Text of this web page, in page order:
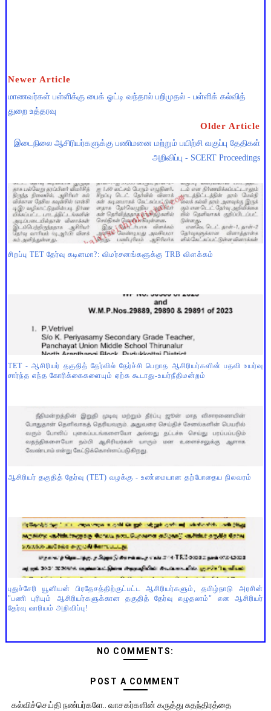
Newer Article
மாணவர்கள் பள்ளிக்கு பைக் ஓட்டி வந்தால் பறிமுதல் - பள்ளிக் கல்வித்
துறை உத்தரவு
Older Article
இடைநிலை ஆசிரியர்களுக்கு பணிமனை மற்றும் பயிற்சி வகுப்பு தேதிகள்
அறிவிப்பு - SCERT Proceedings
சிறப்பு TET தேர்வு கடினமா?: விமர்சனங்களுக்கு TRB விளக்கம்
TET - ஆசிரியர் தகுதித் தேர்வில் தேர்ச்சி பெறாத ஆசிரியர்களின் பதவி உயர்வு
சார்ந்த எந்த கோரிக்கைகளையும் ஏற்க கூடாது-உயர்நீதிமன்றம்
ஆசிரியர் தகுதித் தேர்வு (TET) வழக்கு - உண்மையான தற்போதைய நிலவரம்
புதுச்சேரி யூனியன் பிரதேசத்திற்குட்பட்ட ஆசிரியர்களும், தமிழ்நாடு அரசின்
"பணி புரியும் ஆசிரியர்களுக்கான தகுதித் தேர்வு எழுதலாம்" என ஆசிரியர்
தேர்வு வாரியம் அறிவிப்பு!
NO COMMENTS:
POST A COMMENT
கல்விச்செய்தி நண்பர்களே.. வாசகர்களின் கருத்து சுதந்திரத்தை